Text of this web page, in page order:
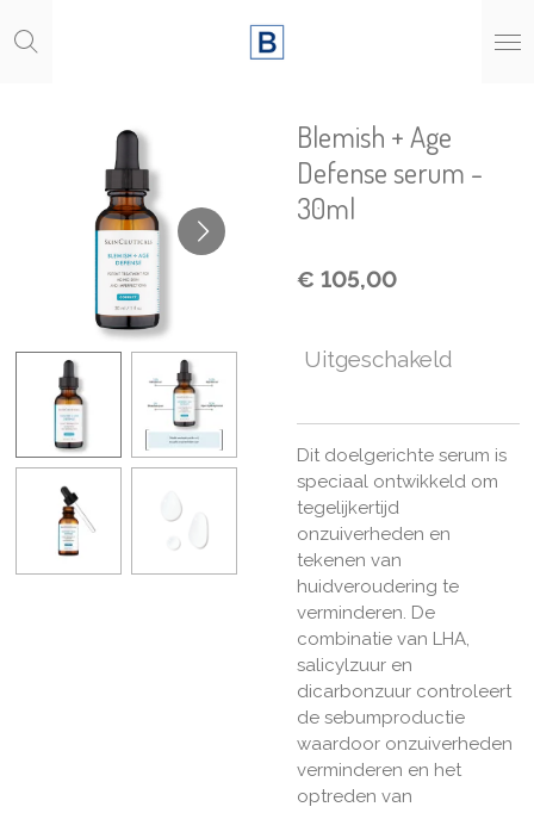
direct
Blemish + Age
Defense serum -
30ml
€ 105,00
Uitgeschakeld
Dit doelgerichte serum is
speciaal ontwikkeld om
tegelijkertijd
onzuiverheden en
tekenen van
huidveroudering te
verminderen. De
combinatie van LHA,
salicylzuur en
dicarbonzuur controleert
de sebumproductie
waardoor onzuiverheden
verminderen en het
optreden van